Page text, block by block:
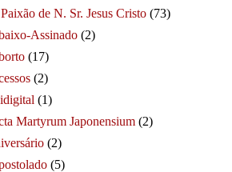
de N. Sr. Jesus Cristo (73)
Assinado (2)
(17)
(2)
(1)
Martyrum Japonensium (2)
(2)
(5)